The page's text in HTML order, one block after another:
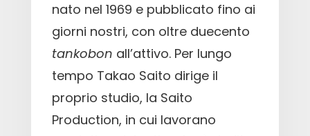
nato nel 1969 e pubblicato fino ai
giorni nostri, con oltre duecento
tankobon all’attivo. Per lungo
tempo Takao Saito dirige il
proprio studio, la Saito
Production, in cui lavorano